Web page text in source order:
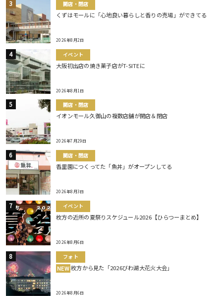
開店・閉店
くずはモールに「心地良い暮らしと香りの売場」ができてる
2026年8月2日
イベント
大阪初出店の焼き菓子店がT-SITEに
2026年8月1日
開店・閉店
イオンモール久御山の複数店舗が開店＆閉店
2026年7月29日
開店・閉店
香里園につくってた「魚丼」がオープンしてる
2026年8月3日
イベント
枚方の近所の夏祭りスケジュール2026【ひらつーまとめ】
2026年8月6日
フォト
NEW 枚方から見た「2026びわ湖大花火大会」
2026年8月6日